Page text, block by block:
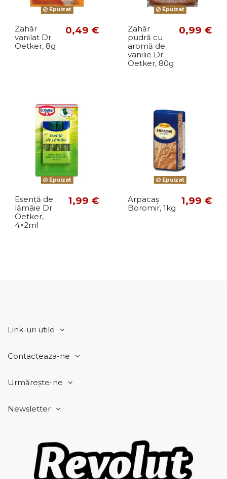
Epuizat
Zahăr
vanilat Dr.
Oetker, 8g
0,49 €
Epuizat
Zahăr
pudră cu
aromă de
vanilie Dr.
Oetker, 80g
0,99 €
Epuizat
Esență de
lămâie Dr.
Oetker,
4×2ml
1,99 €
Epuizat
Arpacaș
Boromir, 1kg
1,99 €
Link-uri utile
Contacteaza-ne
Urmărește-ne
Newsletter